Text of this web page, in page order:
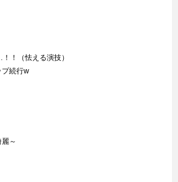
！（怯える演技）
プ続行w
～